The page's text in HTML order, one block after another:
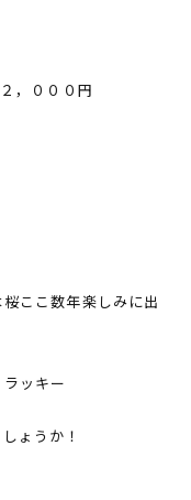
，０００円
ここ数年楽しみに出
ッキー
ょうか！